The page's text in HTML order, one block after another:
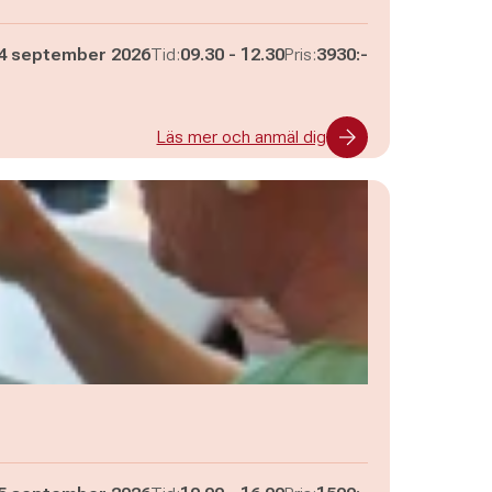
september 2026Tid:Pågår mellan
09.30 - och
12.30Pris:3930:-
Läs mer och anmäl dig